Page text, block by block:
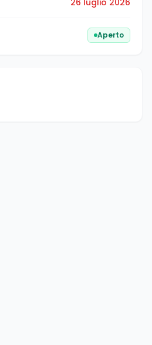
26 luglio 2026
Aperto